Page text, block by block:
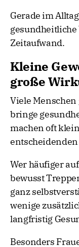
Gerade im
gesundheitliche
Zeitaufwand.
Kleine
große
Viele
bringe
machen oft
Wer häufiger
bewusst
ganz
wenige
langfristig
Besonders